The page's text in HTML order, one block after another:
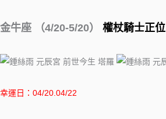
金牛座 （4/20-5/20） 權杖騎士正位
幸運日：04/20.04/22